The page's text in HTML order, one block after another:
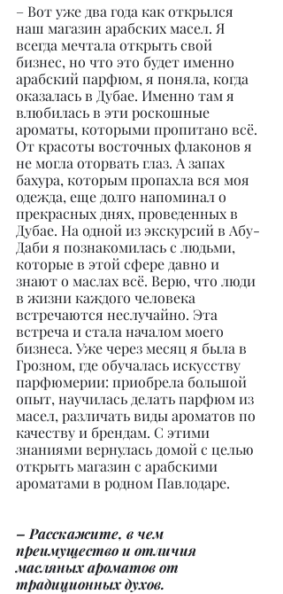
– Вот уже два года как открылся
наш магазин арабских масел. Я
всегда мечтала открыть свой
бизнес, но что это будет именно
арабский парфюм, я поняла, когда
оказалась в Дубае. Именно там я
влюбилась в эти роскошные
ароматы, которыми пропитано всё.
От красоты восточных флаконов я
не могла оторвать глаз. А запах
бахура, которым пропахла вся моя
одежда, еще долго напоминал о
прекрасных днях, проведенных в
Дубае. На одной из экскурсий в Абу-
Даби я познакомилась с людьми,
которые в этой сфере давно и
знают о маслах всё. Верю, что люди
в жизни каждого человека
встречаются неслучайно. Эта
встреча и стала началом моего
бизнеса. Уже через месяц я была в
Грозном, где обучалась искусству
парфюмерии: приобрела большой
опыт, научилась делать парфюм из
масел, различать виды ароматов по
качеству и брендам. С этими
знаниями вернулась домой с целью
открыть магазин с арабскими
ароматами в родном Павлодаре.
– Расскажите, в чем
преимущество и отличия
масляных ароматов от
традиционных духов.